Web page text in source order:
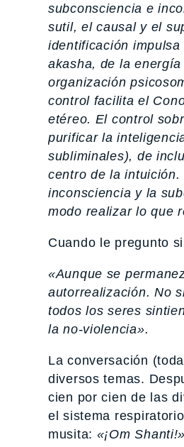
subconsciencia e
sutil, el causal y el
identificación
akasha, de la
organización
control facilita el
etéreo. El control
purificar la
subliminales), de
centro de la
inconsciencia y la
modo realizar lo que
Cuando le pregunto
«Aunque se
autorrealización. No
todos los seres
la no-violencia».
La conversación
diversos temas.
cien por cien de las
el sistema
musita: «¡Om